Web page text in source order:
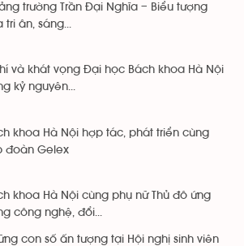
trường Trần Đại Nghĩa – Biểu tượng
tri ân, sáng...
và khát vọng Đại học Bách khoa Hà Nội
kỷ nguyên...
khoa Hà Nội hợp tác, phát triển cùng
đoàn Gelex
khoa Hà Nội cùng phụ nữ Thủ đô ứng
công nghệ, đổi...
con số ấn tượng tại Hội nghị sinh viên